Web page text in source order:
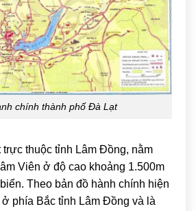
chính thành phố Đà Lạt
thuộc tỉnh Lâm Đồng, nằm
Viên ở độ cao khoảng 1.500m
Theo bản đồ hành chính hiện
phía Bắc tỉnh Lâm Đồng và là